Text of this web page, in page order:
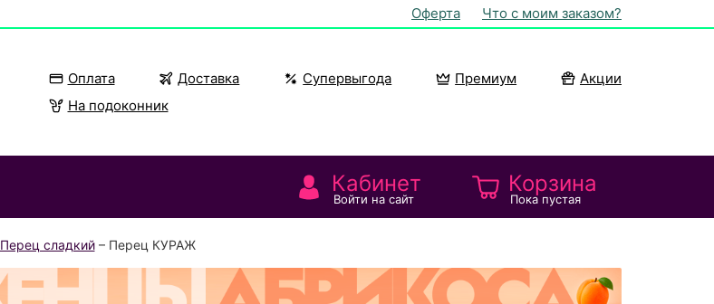
Оферта Что с моим заказом?
Оплата Доставка Супервыгода Премиум
Акции
На подоконник
Кабинет
Войти на сайт
Корзина
Пока пустая
Перец сладкий– Перец КУРАЖ